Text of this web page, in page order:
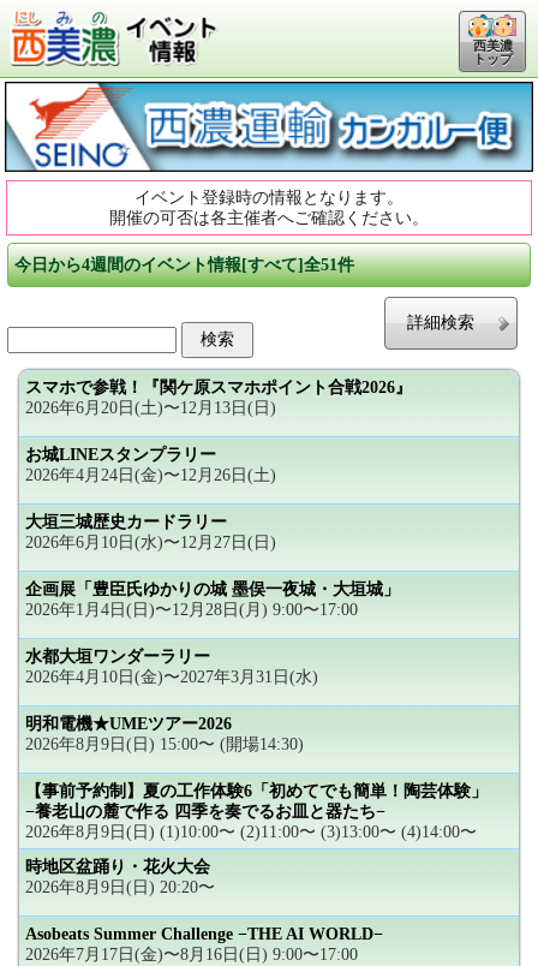
西美濃
トップ
イベント登録時の情報となります。
開催の可否は各主催者へご確認ください。
今日から4週間のイベント情報[すべて]全51件
詳細検索
スマホで参戦！『関ケ原スマホポイント合戦2026』
2026年6月20日(土)〜12月13日(日)
お城LINEスタンプラリー
2026年4月24日(金)〜12月26日(土)
大垣三城歴史カードラリー
2026年6月10日(水)〜12月27日(日)
企画展「豊臣氏ゆかりの城 墨俣一夜城・大垣城」
2026年1月4日(日)〜12月28日(月) 9:00〜17:00
水都大垣ワンダーラリー
2026年4月10日(金)〜2027年3月31日(水)
明和電機★UMEツアー2026
2026年8月9日(日) 15:00〜 (開場14:30)
【事前予約制】夏の工作体験6「初めてでも簡単！陶芸体験」
−養老山の麓で作る 四季を奏でるお皿と器たち−
2026年8月9日(日) (1)10:00〜 (2)11:00〜 (3)13:00〜 (4)14:00〜
時地区盆踊り・花火大会
2026年8月9日(日) 20:20〜
Asobeats Summer Challenge −THE AI WORLD−
2026年7月17日(金)〜8月16日(日) 9:00〜17:00